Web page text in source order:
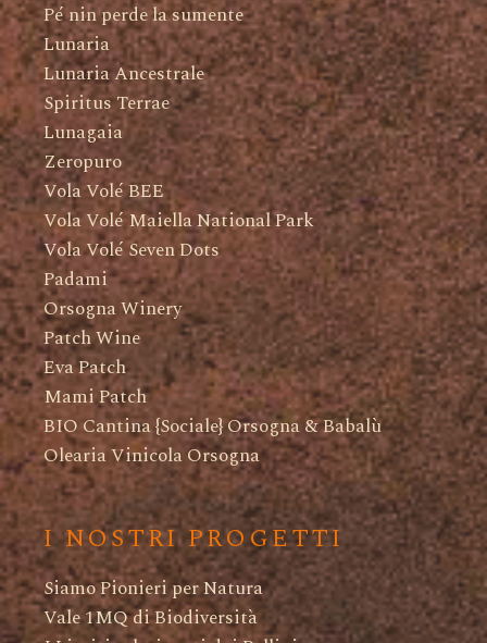
Pé nin perde la sumente
Lunaria
Lunaria Ancestrale
Spiritus Terrae
Lunagaia
Zeropuro
Vola Volé BEE
Vola Volé Maiella National Park
Vola Volé Seven Dots
Padami
Orsogna Winery
Patch Wine
Eva Patch
Mami Patch
BIO Cantina {Sociale} Orsogna & Babalù
Olearia Vinicola Orsogna
I NOSTRI PROGETTI
Siamo Pionieri per Natura
Vale 1MQ di Biodiversità